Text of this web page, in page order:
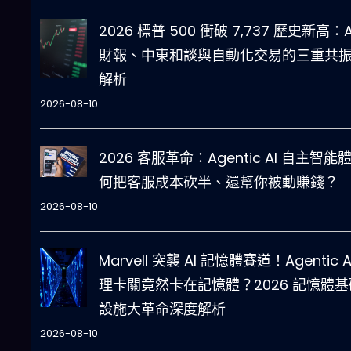
2026 標普 500 衝破 7,737 歷史新高：
財報、中東和談與自動化交易的三重共
解析
2026-08-10
2026 客服革命：Agentic AI 自主智能
何把客服成本砍半、還幫你被動賺錢？
2026-08-10
Marvell 突襲 AI 記憶體賽道！Agentic
理卡關竟然卡在記憶體？2026 記憶體
設施大革命深度解析
2026-08-10